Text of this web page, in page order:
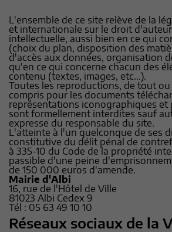
L'ensemble de ce site relève de la
et internationale sur le droit
intellectuelle, aussi bien en ce qui
(choix du plan, disposition des
d'accès aux données, organisation
qu'en ce qui concerne chacun des
contenu (textes, images, etc...).
Toutes les reproductions, de tout
compris pour les documents
représentations iconographiques
sont formellement interdites sauf
expresse du responsable du site.
L'atteinte à l'un quelconque de ses
constitutive du délit pénal de
à 335-10 du Code de la propriété
passible d'une peine
de 150 000 euros d'amende.
Mairie d'Albi
16, rue de l'Hôtel de Ville
81023 Albi Cedex 9
Tél : 05 63 49 10 10
Réseaux sociaux de la